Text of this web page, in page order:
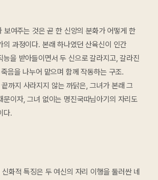
보여주는 것은 곧 한 신앙의 분화가 어떻게 한
의 과정이다. 본래 하나였던 산육신이 인간
능을 받아들이면서 두 신으로 갈라지고, 갈라진
음을 나누어 맡으며 함께 작동하는 구조.
까지 사라지지 않는 까닭은, 그녀가 본래 그
문이자, 그녀 없이는 명진국따님아기의 자리도
다.
신화적 특징은 두 여신의 자리 이행을 둘러싼 네